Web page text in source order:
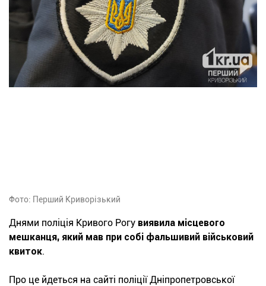
Фото: Перший Криворізький
Днями поліція Кривого Рогу виявила місцевого
мешканця, який мав при собі фальшивий військовий
квиток.
Про це йдеться на сайті поліції Дніпропетровської